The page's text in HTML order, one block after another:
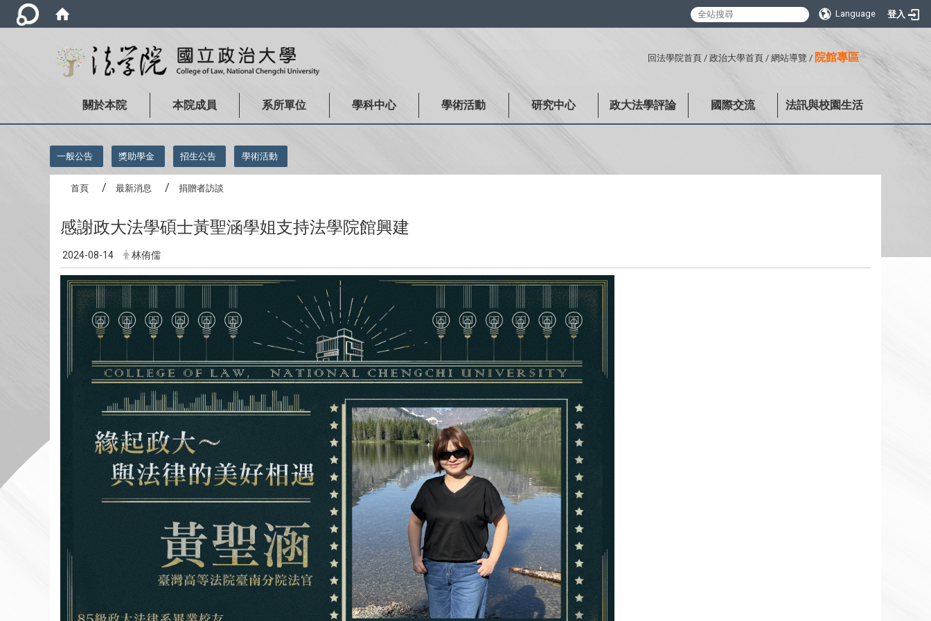
Language 登入
回法學院首頁 / 政治大學首頁 / 網站導覽 / 院館專區
關於本院 本院成員 系所單位 學科中心 學術活動 研究中心 政大法學評論 國際交流 法訊與校園生活
一般公告 獎助學金 招生公告 學術活動
首頁 最新消息 捐贈者訪談
感謝政大法學碩士黃聖涵學姐支持法學院館興建
2024-08-14 林侑儒